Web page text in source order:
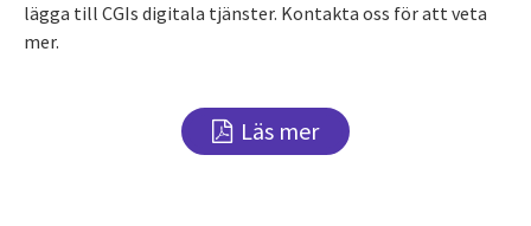
lägga till CGIs digitala tjänster. Kontakta oss för att veta
mer.
Läs mer